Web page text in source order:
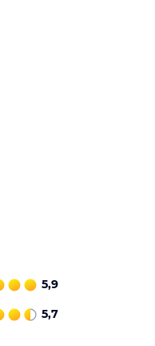
5,9
5,7